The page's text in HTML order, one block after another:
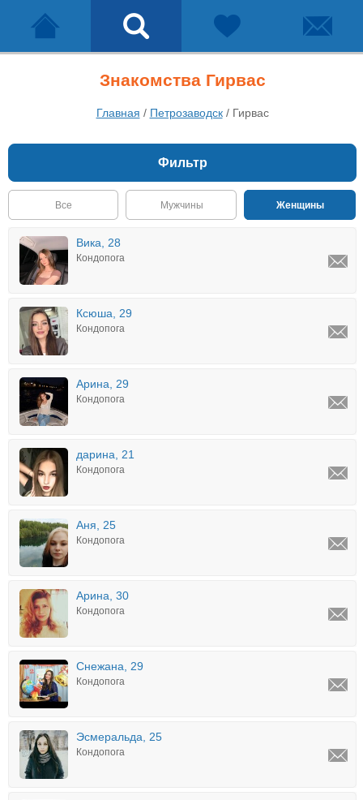
Знакомства Гирвас
Главная / Петрозаводск/ Гирвас
Фильтр
Все Мужчины Женщины
Вика, 28
Кондопога
Ксюша, 29
Кондопога
Арина, 29
Кондопога
дарина, 21
Кондопога
Аня, 25
Кондопога
Арина, 30
Кондопога
Снежана, 29
Кондопога
Эсмеральда, 25
Кондопога